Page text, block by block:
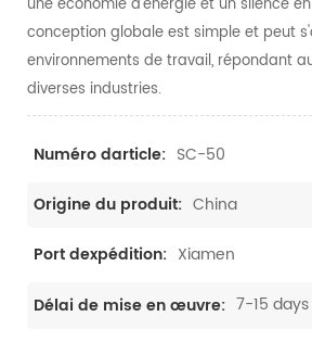
une économie d'énergie et un silence
conception globale est simple et peut
environnements de travail, répondant
diverses industries.
Numéro darticle: SC-50
Origine du produit: China
Port dexpédition: Xiamen
Délai de mise en œuvre: 7-15 days